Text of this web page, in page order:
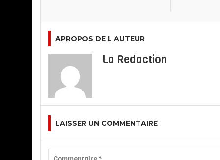
APROPOS DE L AUTEUR
La Redaction
LAISSER UN COMMENTAIRE